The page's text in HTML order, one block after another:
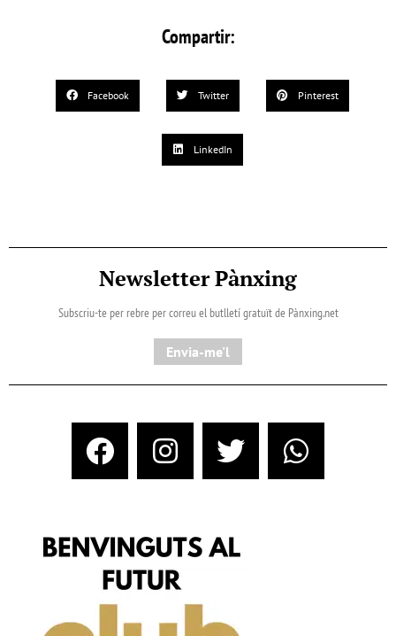
Compartir:
Facebook Twitter Pinterest
LinkedIn
Newsletter Pànxing
Subscriu-te per rebre per correu el butlletí gratuït de Pànxing.net​
Envia-me'l